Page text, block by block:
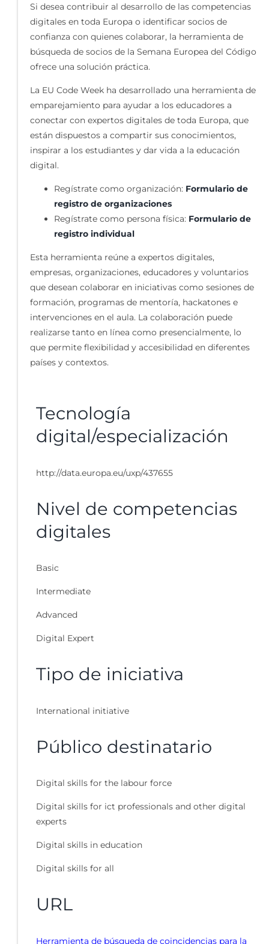
Si desea contribuir al desarrollo de las competencias
digitales en toda Europa o identificar socios de
confianza con quienes colaborar, la herramienta de
búsqueda de socios de la Semana Europea del Código
ofrece una solución práctica.
La EU Code Week ha desarrollado una herramienta de
emparejamiento para ayudar a los educadores a
conectar con expertos digitales de toda Europa, que
están dispuestos a compartir sus conocimientos,
inspirar a los estudiantes y dar vida a la educación
digital.
Regístrate como organización: Formulario de
registro de organizaciones
Regístrate como persona física: Formulario de
registro individual
Esta herramienta reúne a expertos digitales,
empresas, organizaciones, educadores y voluntarios
que desean colaborar en iniciativas como sesiones de
formación, programas de mentoría, hackatones e
intervenciones en el aula. La colaboración puede
realizarse tanto en línea como presencialmente, lo
que permite flexibilidad y accesibilidad en diferentes
países y contextos.
Tecnología
digital/especialización
http://data.europa.eu/uxp/437655
Nivel de competencias
digitales
Basic
Intermediate
Advanced
Digital Expert
Tipo de iniciativa
International initiative
Público destinatario
Digital skills for the labour force
Digital skills for ict professionals and other digital
experts
Digital skills in education
Digital skills for all
URL
Herramienta de búsqueda de coincidencias para la